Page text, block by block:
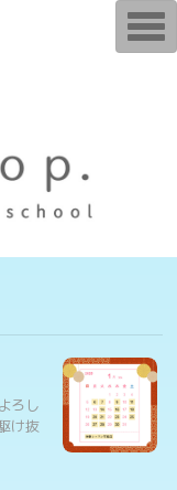
ろし
け抜
T
o
g